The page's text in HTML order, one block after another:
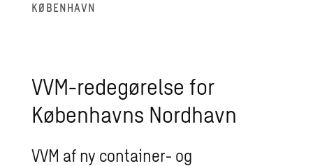
KØBENHAVN
VVM-redegørelse for
Københavns Nordhavn
VVM af ny container- og